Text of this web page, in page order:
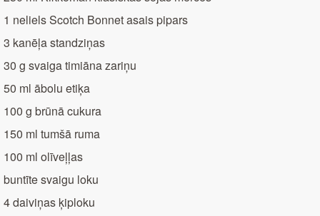
1 neliels Scotch Bonnet asais pipars
3 kanēļa standziņas
30 g svaiga timiāna zariņu
50 ml ābolu etiķa
100 g brūnā cukura
150 ml tumšā ruma
100 ml olīveļļas
buntīte svaigu loku
4 daiviņas ķiploku